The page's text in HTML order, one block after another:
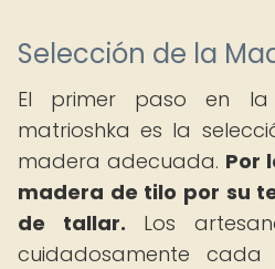
Selección de la
El primer paso en
matrioshka es la
madera adecuada. Por
madera de tilo por su
de tallar. Los
cuidadosamente